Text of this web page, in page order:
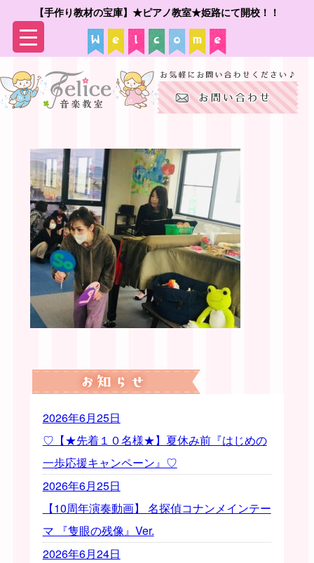
【手作り教材の宝庫】★ピアノ教室★姫路にて開校！！
2026年6月25日
♡【★先着１０名様★】夏休み前『はじめの
一歩応援キャンペーン』♡
2026年6月25日
【10周年演奏動画】 名探偵コナンメインテー
マ 『隻眼の残像』Ver.
2026年6月24日
▼
▼